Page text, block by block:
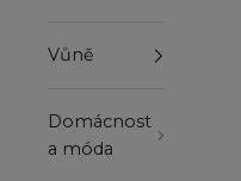
Vůně
Domácnost
a móda